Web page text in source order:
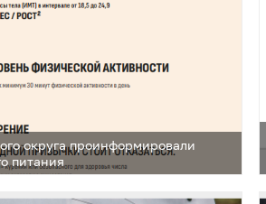
округа проинформировали
питания